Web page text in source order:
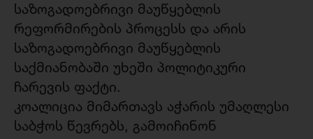
საზოგადოებრივი მაუწყებლის
რეფორმირების პროცესს და არის
საზოგადოებრივი მაუწყებლის
საქმიანობაში უხეში პოლიტიკური
ჩარევის ფაქტი.
კოალიცია მიმართავს აჭარის უმაღლესი
საბჭოს წევრებს, გამოიჩინონ